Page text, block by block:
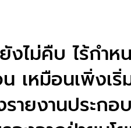
ไม่คืบ ไร้กำห
เหมือนเพิ่งเ
ยงานประกอ